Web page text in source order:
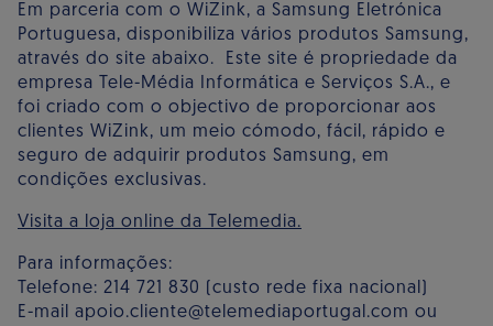
Em parceria com o WiZink, a Samsung Eletrónica
Portuguesa, disponibiliza vários produtos Samsung,
através do site abaixo. Este site é propriedade da
empresa Tele-Média Informática e Serviços S.A., e
foi criado com o objectivo de proporcionar aos
clientes WiZink, um meio cómodo, fácil, rápido e
seguro de adquirir produtos Samsung, em
condições exclusivas.
Visita a loja online da Telemedia.
Para informações:
Telefone: 214 721 830 (custo rede fixa nacional)
E-mail apoio.cliente@telemediaportugal.com ou